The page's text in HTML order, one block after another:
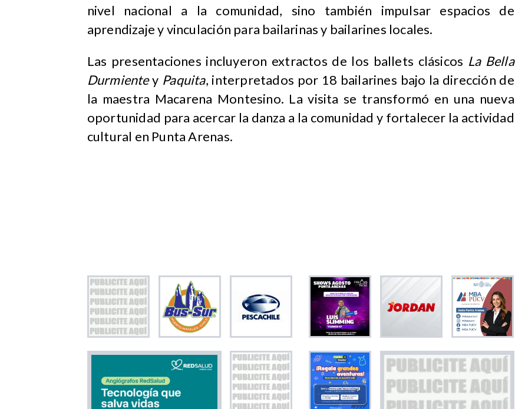
nivel nacional a la comunidad, sino también impulsar espacios de
aprendizaje y vinculación para bailarinas y bailarines locales.
Las presentaciones incluyeron extractos de los ballets clásicos La Bella
Durmientey Paquita, interpretados por 18 bailarines bajo la dirección de
la maestra Macarena Montesino. La visita se transformó en una nueva
oportunidad para acercar la danza a la comunidad y fortalecer la actividad
cultural en Punta Arenas.